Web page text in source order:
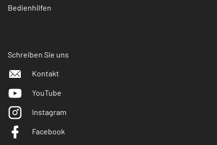
Bedienhilfen
Schreiben Sie uns
Kontakt
YouTube
Instagram
Facebook